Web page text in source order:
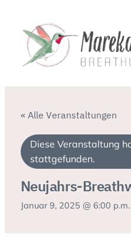
« Alle Veranstaltungen
Diese Veranstaltung
stattgefunden.
Neujahrs-
Januar 9, 2025 @ 6:00 p.m.